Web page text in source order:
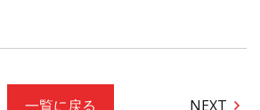
一覧に戻る NEXT